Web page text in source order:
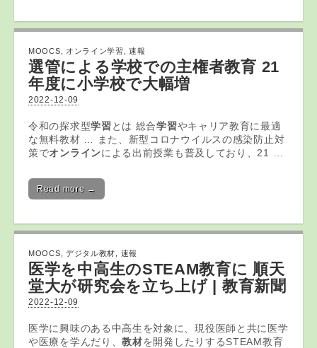
MOOCS オンライン学習 ,速報
選管による学校での主権者教育 21
年度に小学校で大幅増
2022-12-09
令和の探求型学習 とは 総合学習やキャリア教育に最適
な無料教材 … また、新型コロナウイルスの感染防止対
策でオンラインによる出前授業も普及しており、21 …
Read more →
MOOCS デジタル教材 速報
医学を中高生のSTEAM教育に 順天
堂大が研究会を立ち上げ | 教育新聞
2022-12-09
医学に興味のある中高生を対象に、現役医師と共に医学
や医療を学んだり、教材を開発したりするSTEAM教育